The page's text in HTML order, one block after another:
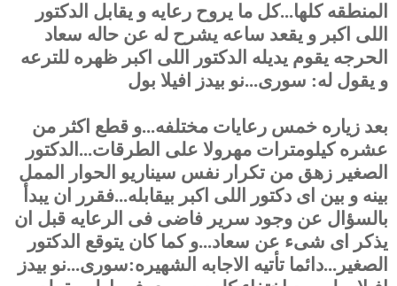
المنطقه كلها...كل ما يروح رعايه و يقابل الدكتور
اللى اكبر و يقعد ساعه يشرح له عن حاله سعاد
الحرجه يقوم يديله الدكتور اللى اكبر ظهره للترعه
و يقول له: سورى...نو بيدز افيلا بول
بعد زياره خمس رعايات مختلفه...و قطع اكثر من
عشره كيلومترات مهرولا على الطرقات...الدكتور
الصغير زهق من تكرار نفس سيناريو الحوار الممل
بينه و بين اى دكتور اللى اكبر بيقابله...فقرر ان يبدأ
بالسؤال عن وجود سرير فاضى فى الرعايه قبل ان
يذكر اى شىء عن سعاد...و كما كان يتوقع الدكتور
الصغير...دائما تأتيه الاجابه الشهيره:سورى...نو بيدز